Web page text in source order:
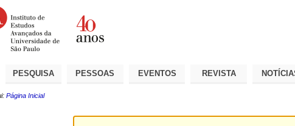
PESQUISA PESSOAS EVENTOS REVISTA
Página Inicial